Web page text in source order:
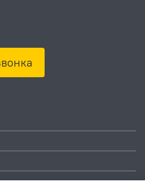
Адрес: Москва, ул.